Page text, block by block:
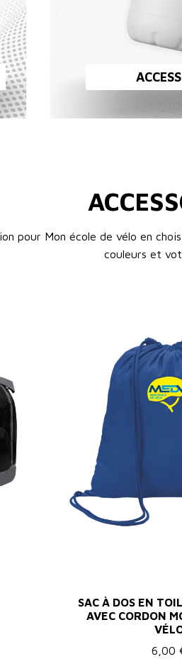
pour Mon école de vélo en
couleurs et
SAC À DOS EN
AVEC CORDON
6,00